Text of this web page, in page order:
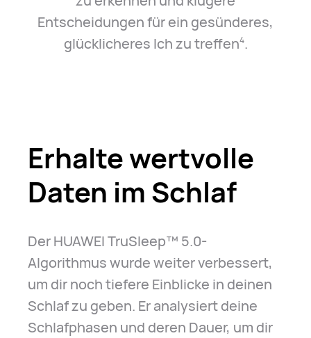
Entscheidungen für ein gesünderes,
glücklicheres Ich zu treffen⁠4.
Erhalte wertvolle
Daten im Schlaf
Der HUAWEI TruSleep™ 5.0-
Algorithmus wurde weiter verbessert,
um dir noch tiefere Einblicke in deinen
Schlaf zu geben. Er analysiert deine
Schlafphasen und deren Dauer, um dir